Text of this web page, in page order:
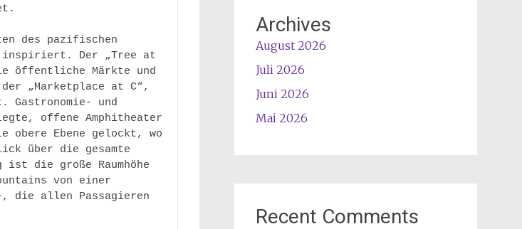
des pazifischen
inspiriert. Der „Tree at
öffentliche Märkte und
„Marketplace at C“,
und
offene Amphitheater
obere Ebene gelockt, wo
über die gesamte
die große Raumhöhe
von einer
die allen Passagieren
Archives
August 2026
Juli 2026
Juni 2026
Mai 2026
Recent Comments